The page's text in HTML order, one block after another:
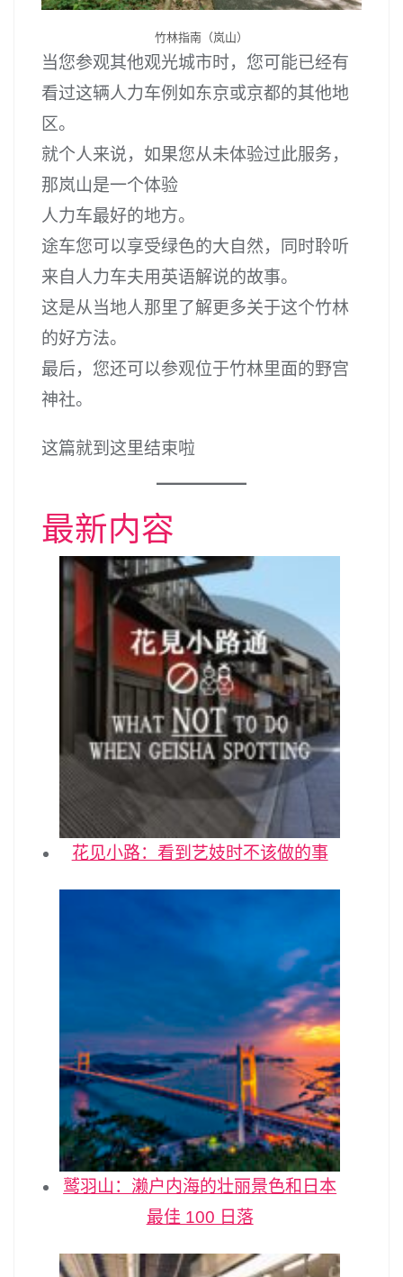
竹林指南（岚山）
当您参观其他观光城市时，您可能已经有
看过这辆人力车例如东京或京都的其他地
区。
就个人来说，如果您从未体验过此服务，
那岚山是一个体验
人力车最好的地方。
途车您可以享受绿色的大自然，同时聆听
来自人力车夫用英语解说的故事。
这是从当地人那里了解更多关于这个竹林
的好方法。
最后，您还可以参观位于竹林里面的野宫
神社。
这篇就到这里结束啦
最新内容
花见小路：看到艺妓时不该做的事
鹫羽山：濑户内海的壮丽景色和日本
最佳 100 日落